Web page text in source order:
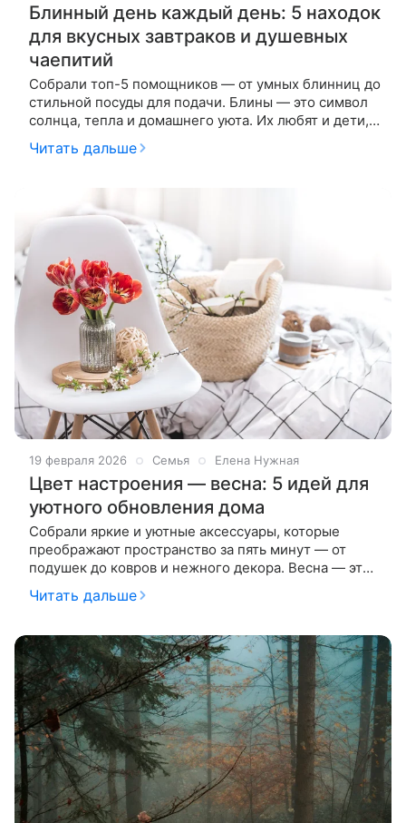
Блинный день каждый день: 5 находок
для вкусных завтраков и душевных
чаепитий
Собрали топ-5 помощников — от умных блинниц до
стильной посуды для подачи. Блины — это символ
солнца, тепла и домашнего уюта. Их любят и дети, и
взрослые, а запах свежеиспеченных блинчиков с
утра способен
Читать дальше
19 февраля 2026 Семья Елена Нужная
Цвет настроения — весна: 5 идей для
уютного обновления дома
Собрали яркие и уютные аксессуары, которые
преображают пространство за пять минут — от
подушек до ковров и нежного декора. Весна — это
не только период в календаре, но и состояние
души. Когда за окном тает
Читать дальше